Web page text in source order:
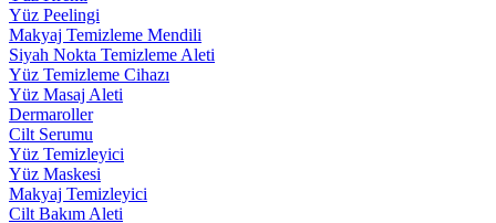
Yüz Peelingi
Makyaj Temizleme Mendili
Siyah Nokta Temizleme Aleti
Yüz Temizleme Cihazı
Yüz Masaj Aleti
Dermaroller
Cilt Serumu
Yüz Temizleyici
Yüz Maskesi
Makyaj Temizleyici
Cilt Bakım Aleti